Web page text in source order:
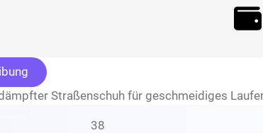
Straßenschuh für geschmeidiges
38